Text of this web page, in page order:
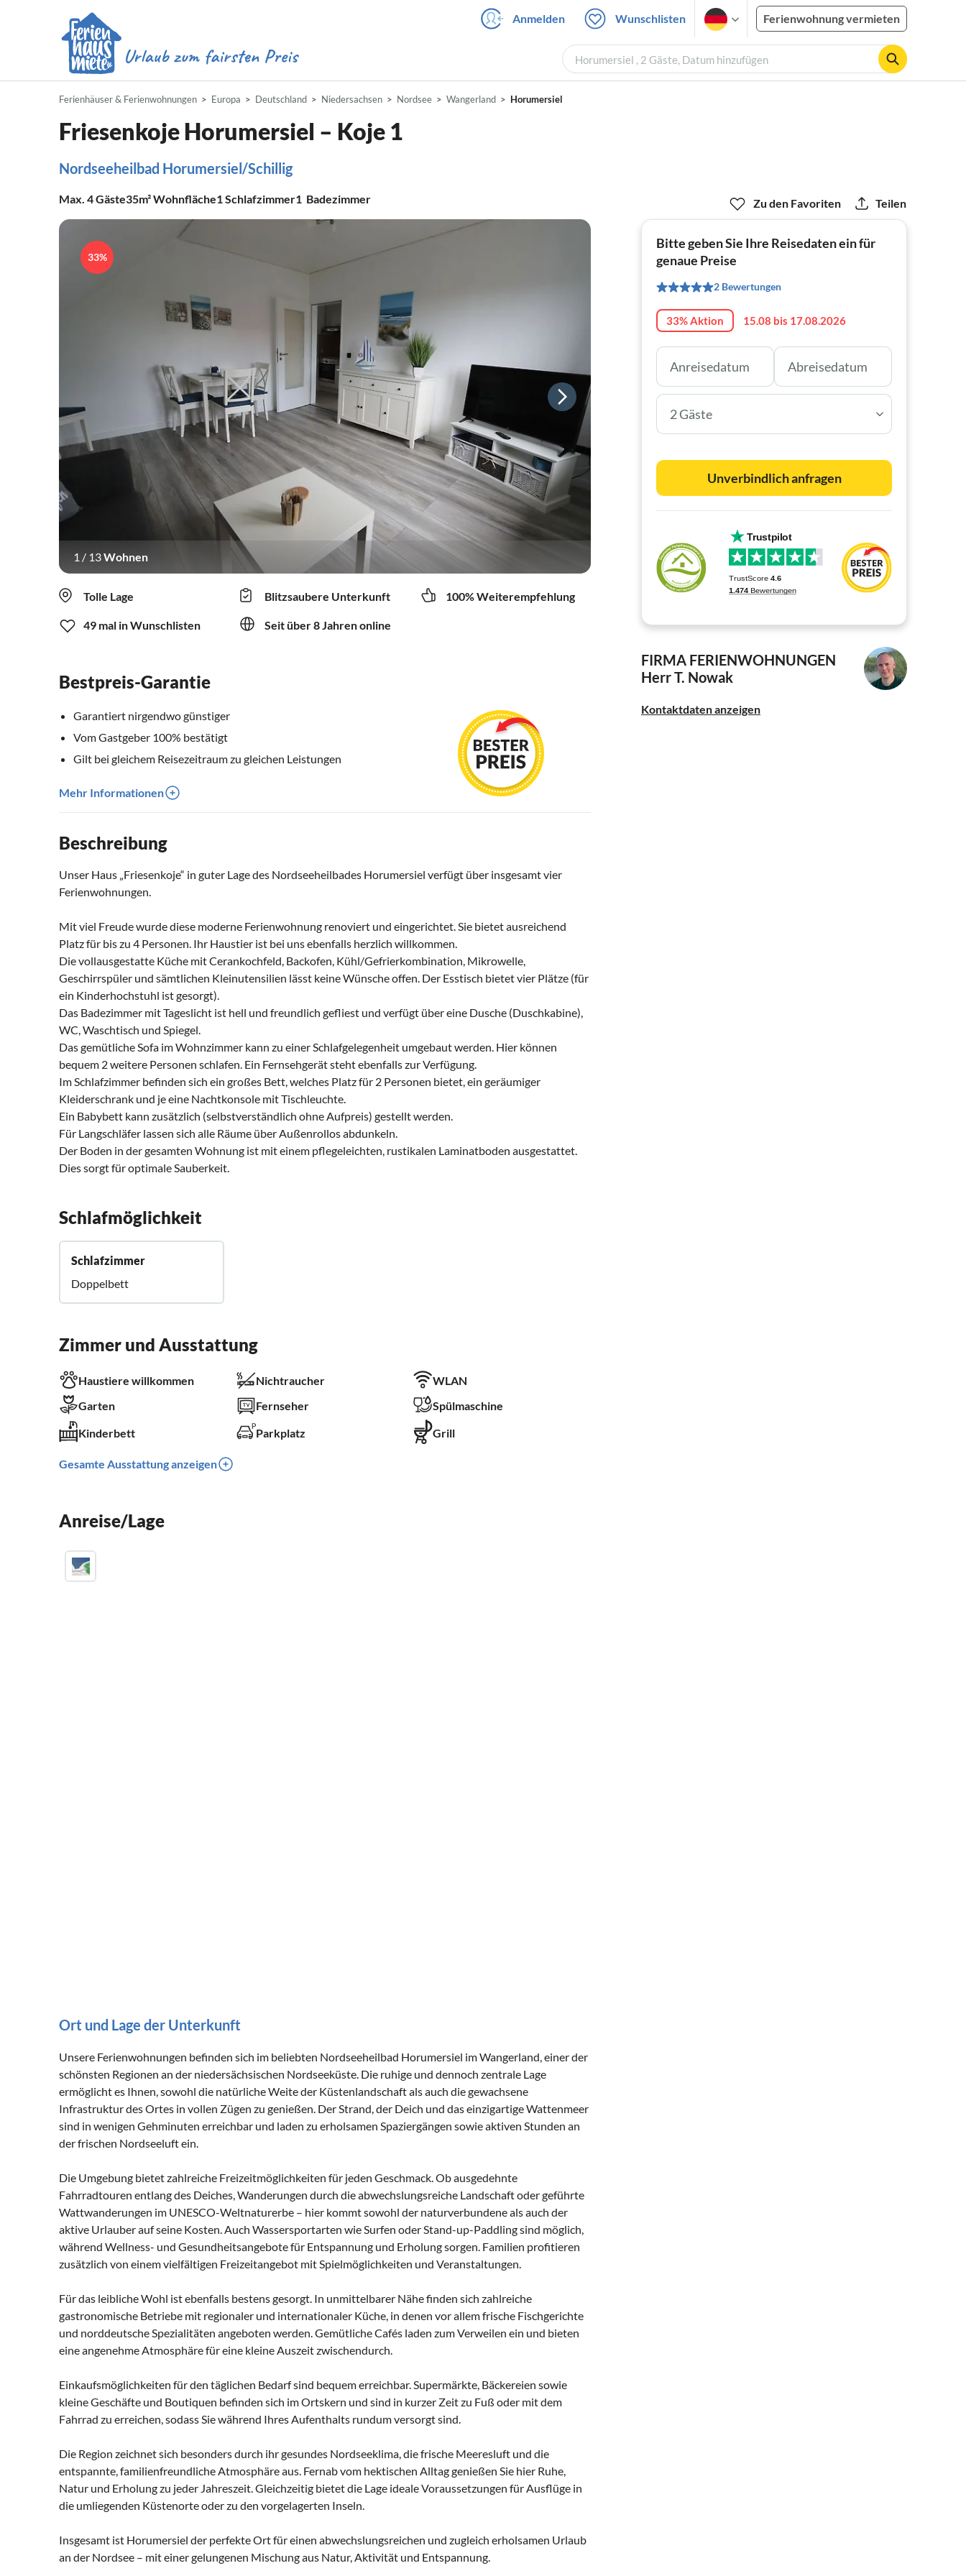
Anmelden Wunschlisten Ferienwohnung vermieten
Horumersiel , 2 Gäste, Datum hinzufügen
Ferienhäuser & Ferienwohnungen Europa Deutschland Niedersachsen Nordsee Wangerland Horumersiel
Friesenkoje Horumersiel – Koje 1
Nordseeheilbad Horumersiel/Schillig
Max. 4Gäste35m²Wohnfläche1Schlafzimmer1 Badezimmer
1 / 13Wohnen
33%
Tolle Lage Blitzsaubere Unterkunft 100% Weiterempfehlung
49 mal in Wunschlisten Seit über 8 Jahren online
Bestpreis-Garantie
Garantiert nirgendwo günstiger
Vom Gastgeber 100% bestätigt
Gilt bei gleichem Reisezeitraum zu gleichen Leistungen
Mehr Informationen
Beschreibung
Unser Haus „Friesenkoje“ in guter Lage des Nordseeheilbades Horumersiel verfügt über insgesamt vier
Ferienwohnungen.
Mit viel Freude wurde diese moderne Ferienwohnung renoviert und eingerichtet. Sie bietet ausreichend
Platz für bis zu 4 Personen. Ihr Haustier ist bei uns ebenfalls herzlich willkommen.
Die vollausgestatte Küche mit Cerankochfeld, Backofen, Kühl/Gefrierkombination, Mikrowelle,
Geschirrspüler und sämtlichen Kleinutensilien lässt keine Wünsche offen. Der Esstisch bietet vier Plätze (für
ein Kinderhochstuhl ist gesorgt).
Das Badezimmer mit Tageslicht ist hell und freundlich gefliest und verfügt über eine Dusche (Duschkabine),
WC, Waschtisch und Spiegel.
Das gemütliche Sofa im Wohnzimmer kann zu einer Schlafgelegenheit umgebaut werden. Hier können
bequem 2 weitere Personen schlafen. Ein Fernsehgerät steht ebenfalls zur Verfügung.
Im Schlafzimmer befinden sich ein großes Bett, welches Platz für 2 Personen bietet, ein geräumiger
Kleiderschrank und je eine Nachtkonsole mit Tischleuchte.
Ein Babybett kann zusätzlich (selbstverständlich ohne Aufpreis) gestellt werden.
Für Langschläfer lassen sich alle Räume über Außenrollos abdunkeln.
Der Boden in der gesamten Wohnung ist mit einem pflegeleichten, rustikalen Laminatboden ausgestattet.
Dies sorgt für optimale Sauberkeit.
Schlafmöglichkeit
Schlafzimmer
Doppelbett
Zimmer und Ausstattung
Haustiere willkommen Nichtraucher
WLAN
Garten
Fernseher Spülmaschine
Kinderbett Parkplatz Grill
Gesamte Ausstattung anzeigen
Anreise/Lage
Ort und Lage der Unterkunft
Unsere Ferienwohnungen befinden sich im beliebten Nordseeheilbad Horumersiel im Wangerland, einer der
schönsten Regionen an der niedersächsischen Nordseeküste. Die ruhige und dennoch zentrale Lage
ermöglicht es Ihnen, sowohl die natürliche Weite der Küstenlandschaft als auch die gewachsene
Infrastruktur des Ortes in vollen Zügen zu genießen. Der Strand, der Deich und das einzigartige Wattenmeer
sind in wenigen Gehminuten erreichbar und laden zu erholsamen Spaziergängen sowie aktiven Stunden an
der frischen Nordseeluft ein.
Die Umgebung bietet zahlreiche Freizeitmöglichkeiten für jeden Geschmack. Ob ausgedehnte
Fahrradtouren entlang des Deiches, Wanderungen durch die abwechslungsreiche Landschaft oder geführte
Wattwanderungen im UNESCO-Weltnaturerbe – hier kommt sowohl der naturverbundene als auch der
aktive Urlauber auf seine Kosten. Auch Wassersportarten wie Surfen oder Stand-up-Paddling sind möglich,
während Wellness- und Gesundheitsangebote für Entspannung und Erholung sorgen. Familien profitieren
zusätzlich von einem vielfältigen Freizeitangebot mit Spielmöglichkeiten und Veranstaltungen.
Für das leibliche Wohl ist ebenfalls bestens gesorgt. In unmittelbarer Nähe finden sich zahlreiche
gastronomische Betriebe mit regionaler und internationaler Küche, in denen vor allem frische Fischgerichte
und norddeutsche Spezialitäten angeboten werden. Gemütliche Cafés laden zum Verweilen ein und bieten
eine angenehme Atmosphäre für eine kleine Auszeit zwischendurch.
Einkaufsmöglichkeiten für den täglichen Bedarf sind bequem erreichbar. Supermärkte, Bäckereien sowie
kleine Geschäfte und Boutiquen befinden sich im Ortskern und sind in kurzer Zeit zu Fuß oder mit dem
Fahrrad zu erreichen, sodass Sie während Ihres Aufenthalts rundum versorgt sind.
Die Region zeichnet sich besonders durch ihr gesundes Nordseeklima, die frische Meeresluft und die
entspannte, familienfreundliche Atmosphäre aus. Fernab vom hektischen Alltag genießen Sie hier Ruhe,
Natur und Erholung zu jeder Jahreszeit. Gleichzeitig bietet die Lage ideale Voraussetzungen für Ausflüge in
die umliegenden Küstenorte oder zu den vorgelagerten Inseln.
Insgesamt ist Horumersiel der perfekte Ort für einen abwechslungsreichen und zugleich erholsamen Urlaub
an der Nordsee – mit einer gelungenen Mischung aus Natur, Aktivität und Entspannung.
Zu den Favoriten Teilen
Bitte geben Sie Ihre Reisedaten ein für
genaue Preise
2 Bewertungen
33% Aktion 15.08 bis 17.08.2026
2 Gäste
Unverbindlich anfragen
FIRMA FERIENWOHNUNGEN
Herr T. Nowak
Kontaktdaten anzeigen